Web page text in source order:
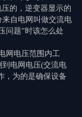
的，逆变器显示的
自电网叫做交流电
问题”时该怎么处
网电压范围内工
电网电压(交流电
，为的是确保设备